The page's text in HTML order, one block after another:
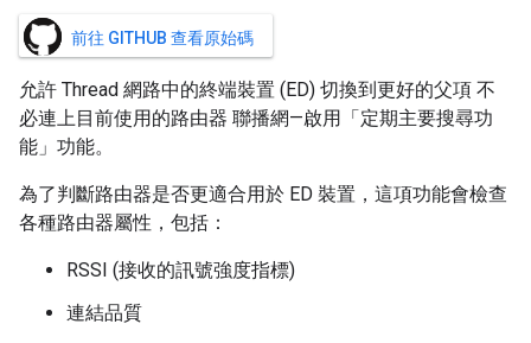
前往 GITHUB 查看原始碼
允許 Thread 網路中的終端裝置 (ED) 切換到更好的父項 不
必連上目前使用的路由器 聯播網—啟用「定期主要搜尋功
能」功能。
為了判斷路由器是否更適合用於 ED 裝置，這項功能會檢查
各種路由器屬性，包括：
RSSI (接收的訊號強度指標)
連結品質